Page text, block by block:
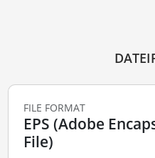
FILE FORMAT
EPS (Adobe
File)